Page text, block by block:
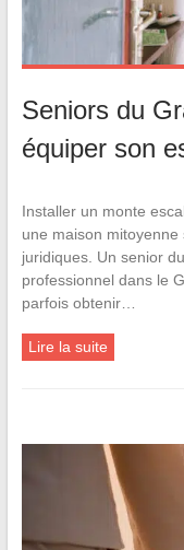
Seniors du
équiper son
Installer un monte
une maison
juridiques. Un senior
professionnel dans le
parfois obtenir…
Lire la suite